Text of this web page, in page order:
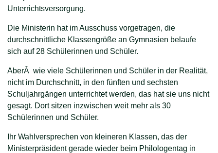
Unterrichtsversorgung.
Die Ministerin hat im Ausschuss vorgetragen, die
durchschnittliche Klassengröße an Gymnasien belaufe
sich auf 28 Schülerinnen und Schüler.
AberÂ wie viele Schülerinnen und Schüler in der Realität,
nicht im Durchschnitt, in den fünften und sechsten
Schuljahrgängen unterrichtet werden, das hat sie uns nicht
gesagt. Dort sitzen inzwischen weit mehr als 30
Schülerinnen und Schüler.
Ihr Wahlversprechen von kleineren Klassen, das der
Ministerpräsident gerade wieder beim Philologentag in